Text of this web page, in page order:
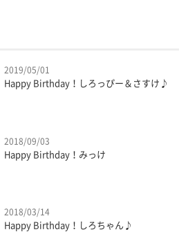
2019/05/01
Happy Birthday！しろっぴー＆さすけ♪
2018/09/03
Happy Birthday！みっけ
2018/03/14
Happy Birthday！しろちゃん♪